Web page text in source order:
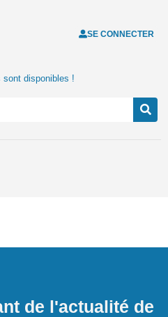
SE CONNECTER
sont disponibles !
de l'actualité de